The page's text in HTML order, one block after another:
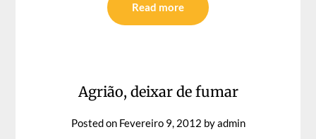
Read more
Agrião, deixar de fumar
Posted on Fevereiro 9, 2012 byadmin